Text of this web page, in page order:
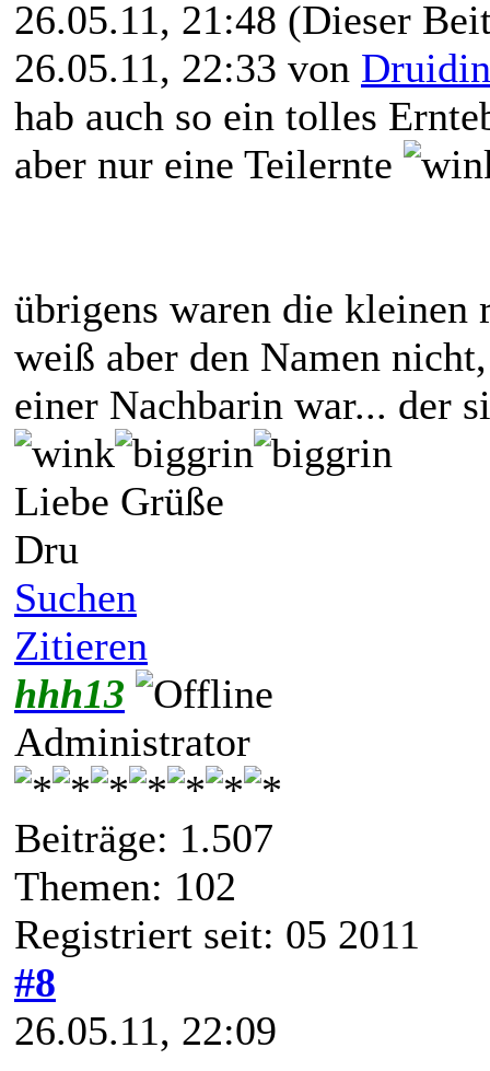
26.05.11, 21:48 (Dieser
26.05.11, 22:33 von Druidin
hab auch so ein tolles
aber nur eine Teilernte
übrigens waren die kleinen
weiß aber den Namen
einer Nachbarin war... der
Liebe Grüße
Dru
Suchen
Zitieren
hhh13
Administrator
Beiträge: 1.507
Themen: 102
Registriert seit: 05 2011
#8
26.05.11, 22:09